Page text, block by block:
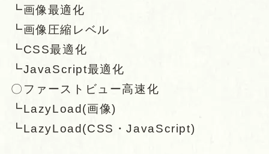
┗画像最適化
┗画像圧縮レベル
┗CSS最適化
┗JavaScript最適化
〇ファーストビュー高速化
┗LazyLoad(画像)
┗LazyLoad(CSS・JavaScript)